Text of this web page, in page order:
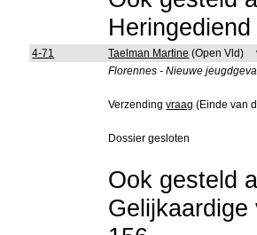
4-71 Taelman Martine (Open Vld)
Florennes - Nieuwe
Verzendingvraag (Einde van
Dossier gesloten
Ook gesteld